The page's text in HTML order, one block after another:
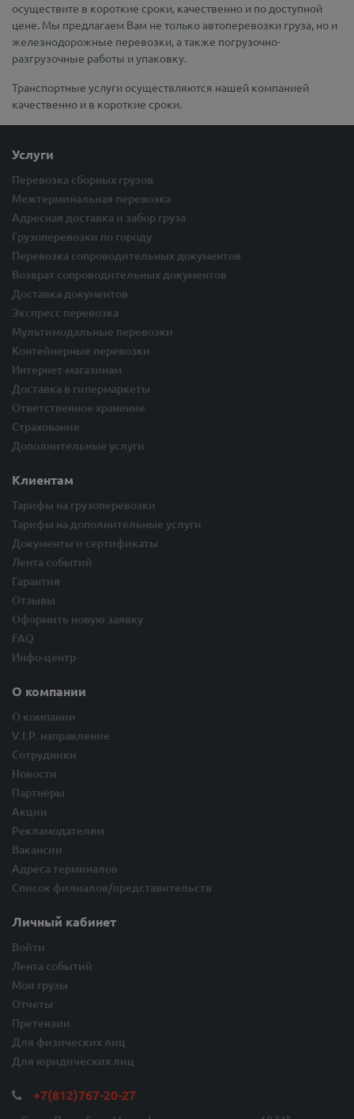
осуществите в короткие сроки, качественно и по доступной
цене. Мы предлагаем Вам не только автоперевозки груза, но и
железнодорожные перевозки, а также погрузочно-
разгрузочные работы и упаковку.
Транспортные услуги осуществляются нашей компанией
качественно и в короткие сроки.
Услуги
Перевозка сборных грузов
Межтерминальная перевозка
Адресная доставка и забор груза
Грузоперевозки по городу
Перевозка сопроводительных документов
Возврат сопроводительных документов
Доставка документов
Экспресс перевозка
Мультимодальные перевозки
Контейнерные перевозки
Интернет-магазинам
Доставка в гипермаркеты
Ответственное хранение
Страхование
Дополнительные услуги
Клиентам
Тарифы на грузоперевозки
Тарифы на дополнительные услуги
Документы и сертификаты
Лента событий
Гарантия
Отзывы
Оформить новую заявку
FAQ
Инфо-центр
О компании
О компании
V.I.P. направление
Сотрудники
Новости
Партнёры
Акции
Рекламодателям
Вакансии
Адреса терминалов
Список филиалов/представительств
Личный кабинет
Войти
Лента событий
Мои грузы
Отчеты
Претензии
Для физических лиц
Для юридических лиц
+7(812)767-20-27